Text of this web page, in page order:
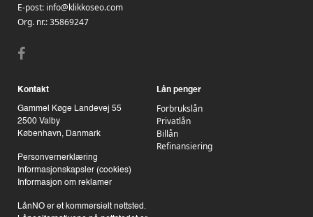
E-post: info@klikkoseo.com
Org. nr.:35869247
Kontakt
Gammel Køge Landevej 55
2500 Valby
København, Danmark
Personvernerklæring
Informasjonskapsler (cookies)
Informasjon om reklamer
LånNO er et kommersielt nettsted.
Lån penger
Forbrukslån
Privatlån
Billån
Refinansiering